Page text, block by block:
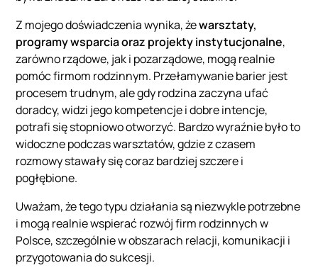
Z mojego doświadczenia wynika, żewarsztaty,
programy wsparcia oraz projekty instytucjonalne,
zarówno rządowe, jak i pozarządowe, mogą realnie
pomóc firmom rodzinnym. Przełamywanie barier jest
procesem trudnym, ale gdy rodzina zaczyna ufać
doradcy, widzi jego kompetencje i dobre intencje,
potrafi się stopniowo otworzyć. Bardzo wyraźnie było to
widoczne podczas warsztatów, gdzie z czasem
rozmowy stawały się coraz bardziej szczere i
pogłębione.
Uważam, że tego typu działania są niezwykle potrzebne
i mogą realnie wspierać rozwój firm rodzinnych w
Polsce, szczególnie w obszarach relacji, komunikacji i
przygotowania do sukcesji.